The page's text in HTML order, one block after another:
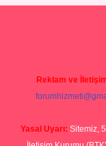
Reklam ve
Yasal Uyarı: Sitemiz,